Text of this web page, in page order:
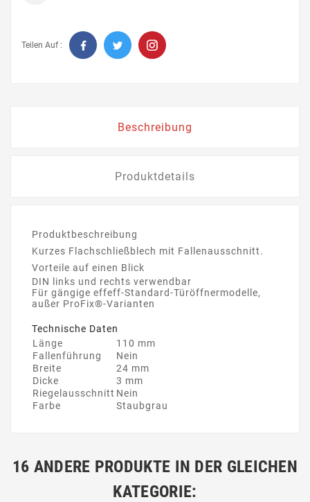
Teilen Auf :
Beschreibung
Produktdetails
Produktbeschreibung
Kurzes Flachschließblech mit Fallenausschnitt.
Vorteile auf einen Blick
DIN links und rechts verwendbar
Für gängige effeff-Standard-Türöffnermodelle,
außer ProFix®-Varianten
Technische Daten
Länge
110 mm
Fallenführung
Nein
Breite
24 mm
Dicke
3 mm
Riegelausschnitt Nein
Farbe
Staubgrau
16 ANDERE PRODUKTE IN DER GLEICHEN
KATEGORIE: